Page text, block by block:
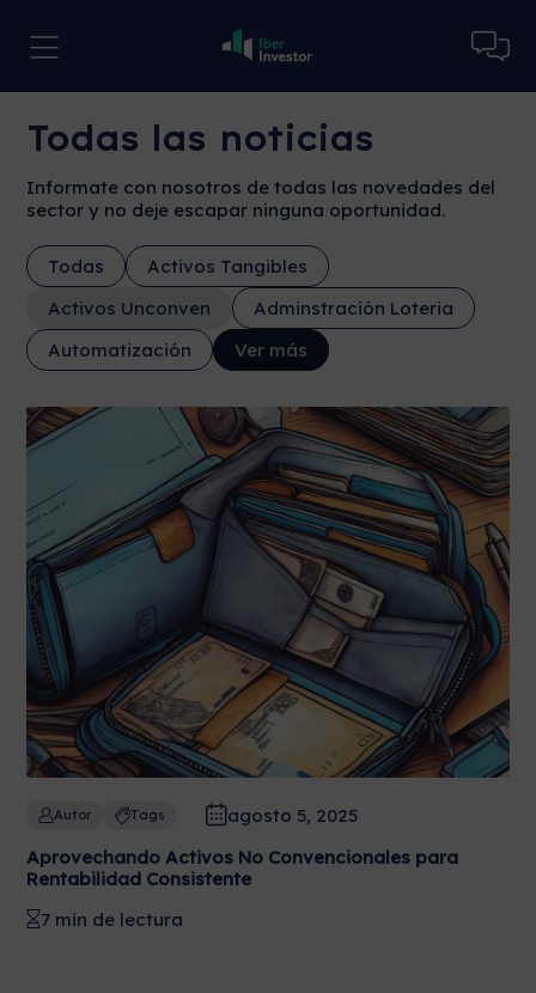
Todas las noticias
Informate con nosotros de todas las novedades del
sector y no deje escapar ninguna oportunidad.
Todas
Activos Tangibles
Activos Unconven
Adminstración Loteria
Automatización
Ver más
Autor Tags
agosto 5, 2025
Aprovechando Activos No Convencionales para
Rentabilidad Consistente
7 min de lectura